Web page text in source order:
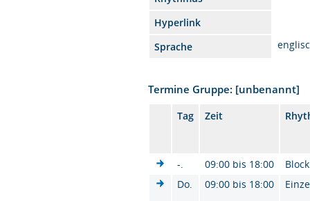
Hyperlink
Sprache
Termine Gruppe: [unbenannt]
Tag Zeit
-. 09:00 bis 18:00
Block
Do.
09:00 bis 18:00